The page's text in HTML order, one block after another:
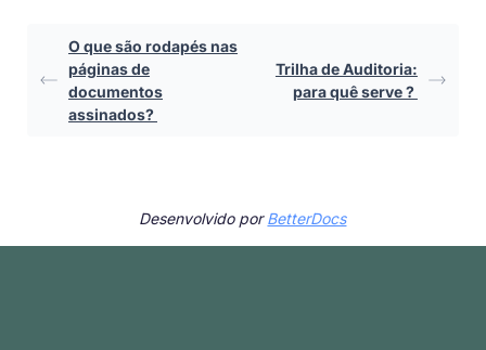
O que são rodapés nas
páginas de
documentos
assinados?
Trilha de Auditoria:
para quê serve ?
Desenvolvido porBetterDocs